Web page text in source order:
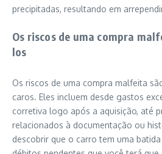
precipitadas, resultando em
Os riscos de uma compra
los
Os riscos de uma compra malfeita
caros. Eles incluem desde gastos
corretiva logo após a aquisição, até
relacionados à documentação ou
descobrir que o carro tem uma